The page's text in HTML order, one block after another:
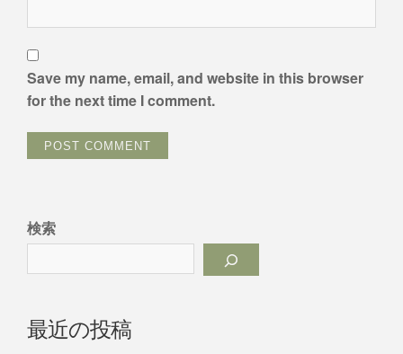
Save my name, email, and website in this browser
for the next time I comment.
検索
最近の投稿